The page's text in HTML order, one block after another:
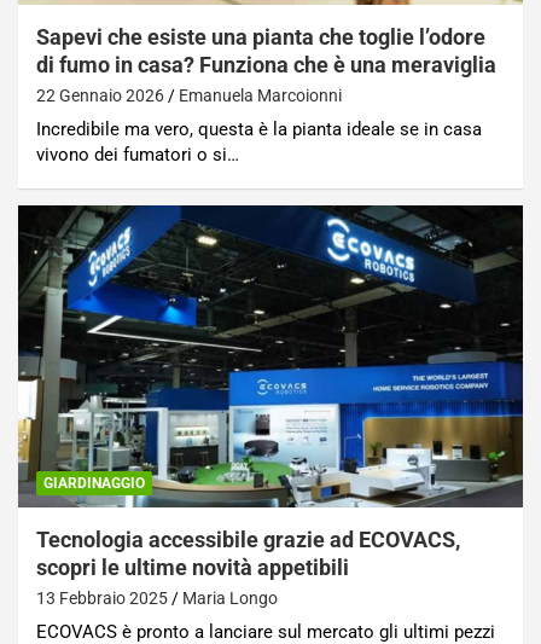
Sapevi che esiste una pianta che toglie l’odore
di fumo in casa? Funziona che è una meraviglia
22 Gennaio 2026 Emanuela Marcoionni
Incredibile ma vero, questa è la pianta ideale se in casa
vivono dei fumatori o si…
GIARDINAGGIO
Tecnologia accessibile grazie ad ECOVACS,
scopri le ultime novità appetibili
13 Febbraio 2025 Maria Longo
ECOVACS è pronto a lanciare sul mercato gli ultimi pezzi